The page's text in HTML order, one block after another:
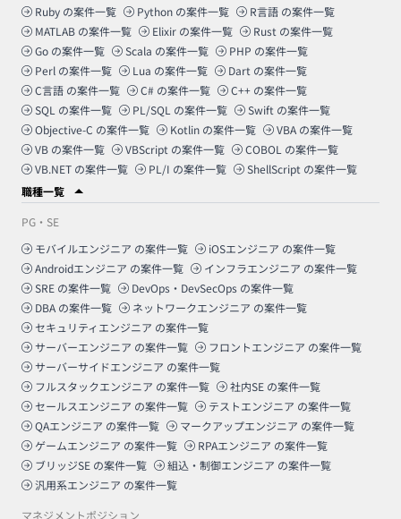
Ruby の案件一覧 Python の案件一覧 R言語 の案件一覧
MATLAB の案件一覧 Elixir の案件一覧 Rust の案件一覧
Go の案件一覧 Scala の案件一覧 PHP の案件一覧
Perl の案件一覧 Lua の案件一覧 Dart の案件一覧
C言語 の案件一覧 C# の案件一覧 C++ の案件一覧
SQL の案件一覧 PL/SQL の案件一覧 Swift の案件一覧
Objective-C の案件一覧 Kotlin の案件一覧 VBA の案件一覧
VB の案件一覧 VBScript の案件一覧 COBOL の案件一覧
VB.NET の案件一覧 PL/I の案件一覧 ShellScript の案件一覧
職種一覧
PG・SE
モバイルエンジニア の案件一覧 iOSエンジニア の案件一覧
Androidエンジニア の案件一覧 インフラエンジニア の案件一覧
SRE の案件一覧 DevOps・DevSecOps の案件一覧
DBA の案件一覧 ネットワークエンジニア の案件一覧
セキュリティエンジニア の案件一覧
サーバーエンジニア の案件一覧 フロントエンジニア の案件一覧
サーバーサイドエンジニア の案件一覧
フルスタックエンジニア の案件一覧 社内SE の案件一覧
セールスエンジニア の案件一覧 テストエンジニア の案件一覧
QAエンジニア の案件一覧 マークアップエンジニア の案件一覧
ゲームエンジニア の案件一覧 RPAエンジニア の案件一覧
ブリッジSE の案件一覧 組込・制御エンジニア の案件一覧
汎用系エンジニア の案件一覧
マネジメントポジション